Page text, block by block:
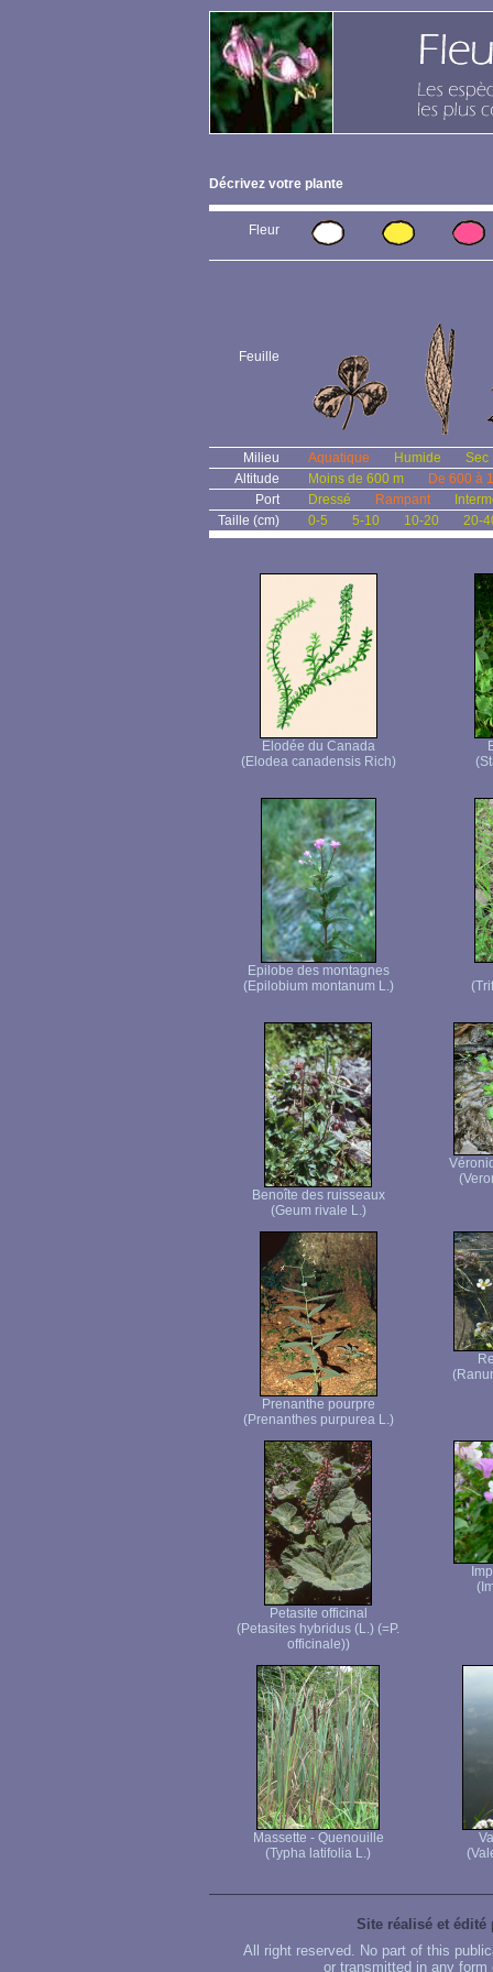
Décrivez votre plante
Fleur
Feuille
Milieu Aquatique Humide
Sec
Altitude
Moins de 600 m
De 600 à
Port
Dressé Rampant
Taille (cm)
0-5 5-10 10-20 20-
Elodée du Canada
(Elodea canadensis Rich)
Epilobe des montagnes
(Epilobium montanum L.)
Benoîte des ruisseaux
(Geum rivale L.)
Prenanthe pourpre
(Prenanthes purpurea L.)
Petasite officinal
(Petasites hybridus (L.) (=P.
officinale))
Massette - Quenouille
(Typha latifolia L.)
Site réalisé et édité
All right reserved. No part of this
or transmitted in any